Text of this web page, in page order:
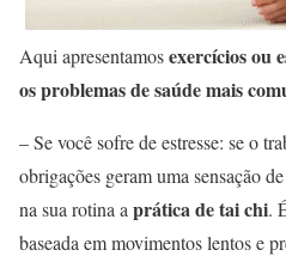
Aqui apresentamosexercícios ou
os problemas de saúde mais
– Se você sofre de estresse: se o
obrigações geram uma sensação de
na sua rotina a prática de tai chi.
baseada em movimentos lentos e